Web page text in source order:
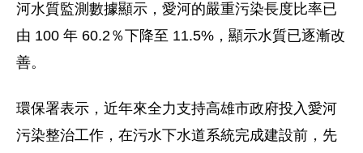
河水質監測數據顯示，愛河的嚴重污染長度比率已
由 100 年 60.2％下降至 11.5%，顯示水質已逐漸改
善。
環保署表示，近年來全力支持高雄市政府投入愛河
污染整治工作，在污水下水道系統完成建設前，先